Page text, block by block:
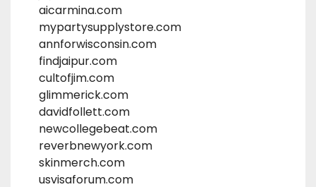
aicarmina.com
mypartysupplystore.com
annforwisconsin.com
findjaipur.com
cultofjim.com
glimmerick.com
davidfollett.com
newcollegebeat.com
reverbnewyork.com
skinmerch.com
usvisaforum.com